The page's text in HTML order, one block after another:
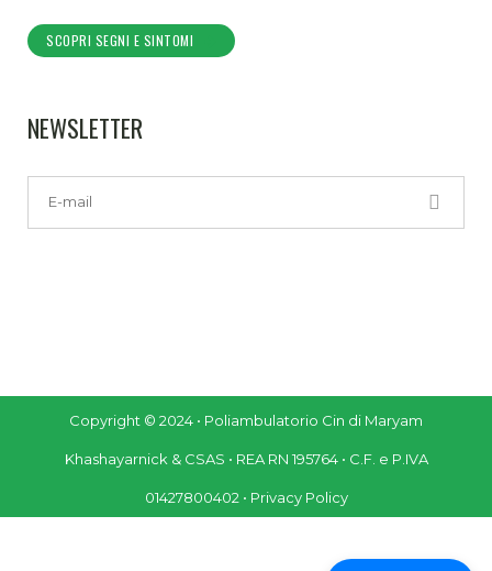
SCOPRI SEGNI E SINTOMI
NEWSLETTER
Copyright © 2024 • Poliambulatorio Cin di Maryam
Khashayarnick & CSAS • REA RN 195764 • C.F. e P.IVA
01427800402 • Privacy Policy